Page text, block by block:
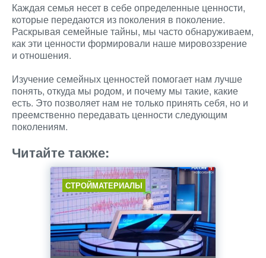
Каждая семья несет в себе определенные ценности,
которые передаются из поколения в поколение.
Раскрывая семейные тайны, мы часто обнаруживаем,
как эти ценности формировали наше мировоззрение
и отношения.
Изучение семейных ценностей помогает нам лучше
понять, откуда мы родом, и почему мы такие, какие
есть. Это позволяет нам не только принять себя, но и
преемственно передавать ценности следующим
поколениям.
Читайте также:
СТРОЙМАТЕРИАЛЫ